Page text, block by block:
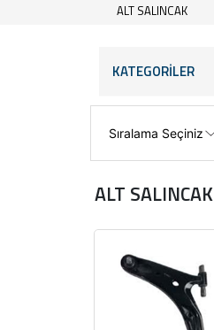
ALT SALINCAK
KATEGORİLER
ALT SALINCAK